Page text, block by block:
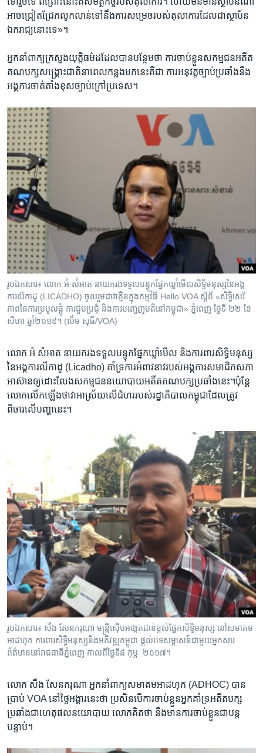
អាច​ជ្រៀតជ្រែក​លូកលាន់​ទៅ​នឹង​ការ​សម្រេច​របស់​តុលាការ​ដែល​ជា​ស្ថាប័ន​
ឯករាជ្យ​នោះ​ទេ»។
អ្នក​នាំពាក្យ​ក្រសួង​យុត្តិធម៌ដដែលបាន​បន្ថែម​ថា ការ​ចាប់ខ្លួន​សកម្មជន​អតីត​
គណបក្ស​សង្រ្គោះជាតិ​នា​ពេល​កន្លងមក​នេះគឺ​ជា ការ​អនុវត្ត​ច្បាប់​ប្រឆាំង​នឹង​
អង្គការ​ចាត់តាំង​ខុសច្បាប់​ក្រៅ​ប្រទេស។
រូបឯកសារ៖ លោក អំ សំអាត នាយករងទទួលបន្ទុកផ្នែកឃ្លាំមើលសិទ្ធិមនុស្សនៃអង្គ
ការលីកាដូ (LICADHO) ចូលរួម​ជា​វាគ្មិន​ក្នុង​កម្មវិធី Hello VOA ស្ដី​ពី «សិទ្ធិសេរី
ភាពនៃការប្រមូលផ្តុំ ការជួបប្រជុំ និងការបញ្ចេញមតិនៅកម្ពុជា» ភ្នំពេញ ថ្ងៃទី ២២ ខែ
សីហា ឆ្នាំ២០១៩។ (លឹម សុធី/VOA)
លោក អំ សំអាត នាយក​រង​ទទួល​បន្ទុក​ផ្នែក​ឃ្លាំ​មើល​ និង​ការពារ​សិទ្ធិ​មនុស្ស​
នៃ​អង្គការ​លីកាដូ​ (Licadho)​ គាំទ្រ​ការ​អំពាវនាវ​របស់​អង្គការ​សមាជិក​សភា​
អាស៊ាន​ឲ្យ​ដោះ​លែង​សកម្មជន​នយោបាយ​អតីត​គណបក្ស​ប្រឆាំង​នេះ។​ប៉ុន្តែ​
លោក​លើក​ឡើង​ថា​វាអាស្រ័យ​លើ​ជំហររបស់​រដ្ឋា​ភិបាល​កម្ពុជា​ដែល​ត្រូវ​
ពិចារលើ​បញ្ហានេះ។
រូបឯកសារ៖ សឹង សែន​ករុណា​ មន្រ្តី​ស៊ើបអង្កេត​ជាន់ខ្ពស់ផ្នែក​សិទ្ធិមនុស្ស នៅ​សមាគម​
អាដហុក ការពារ​សិទ្ធិ​មនុស្ស​និង​អភិវឌ្ឍកម្ពុជា ​ផ្តល់​បទសម្ភាសន៍​ជាមួយ​អ្នកសារ
ព័ត៌មាននៅ​រាជធានី​ភ្នំពេញ​ កាលពី​ថ្ងៃ​ទី​៨ កុម្ភៈ ២០១៧។
លោក​ សឹង សែន​ករុណា​ អ្នក​នាំពាក្យ​សមាគម​អាដហុក (ADHOC) បាន​
ប្រាប់ VOA នៅ​ថ្ងៃ​អង្គារ​នេះ​ថា ប្រសិន​បើ​ការ​ចាប់ខ្លួនអ្នក​គាំទ្រអតីត​បក្ស​
ប្រឆាំងជា​ហេតុ​ផលនយោបាយ លោក​គិត​ថា នឹង​មាន​ការ​ចាប់ខ្លួន​ជា​បន្ត
បន្ទាប់។